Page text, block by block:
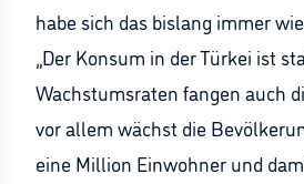
habe sich das bislang immer
„Der Konsum in der Türkei ist
Wachstumsraten fangen auch
vor allem wächst die
eine Million Einwohner und